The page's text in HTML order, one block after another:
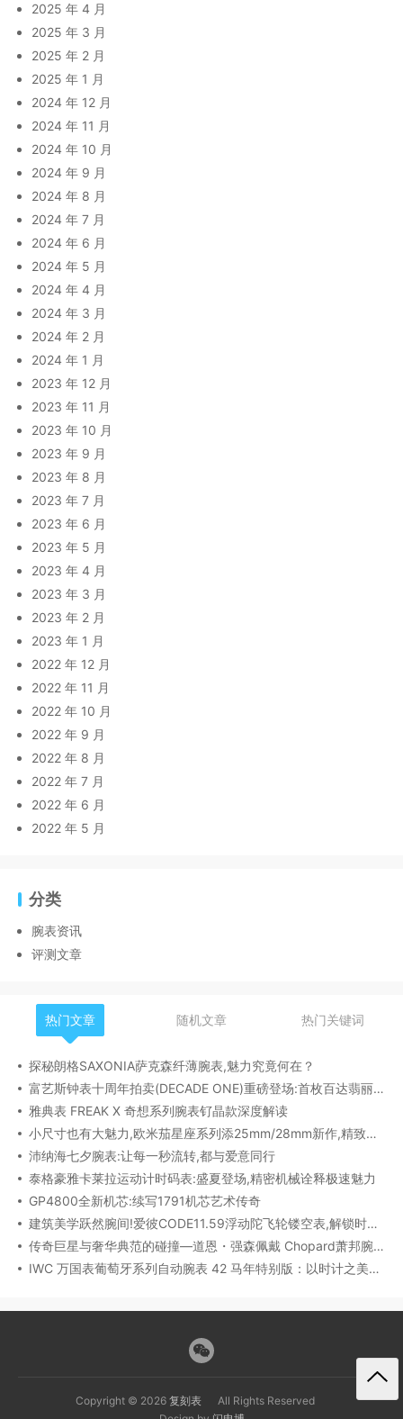
2025 年 4 月
2025 年 3 月
2025 年 2 月
2025 年 1 月
2024 年 12 月
2024 年 11 月
2024 年 10 月
2024 年 9 月
2024 年 8 月
2024 年 7 月
2024 年 6 月
2024 年 5 月
2024 年 4 月
2024 年 3 月
2024 年 2 月
2024 年 1 月
2023 年 12 月
2023 年 11 月
2023 年 10 月
2023 年 9 月
2023 年 8 月
2023 年 7 月
2023 年 6 月
2023 年 5 月
2023 年 4 月
2023 年 3 月
2023 年 2 月
2023 年 1 月
2022 年 12 月
2022 年 11 月
2022 年 10 月
2022 年 9 月
2022 年 8 月
2022 年 7 月
2022 年 6 月
2022 年 5 月
分类
腕表资讯
评测文章
热门文章 随机文章 热门关键词
探秘朗格SAXONIA萨克森纤薄腕表,魅力究竟何在？
富艺斯钟表十周年拍卖(DECADE ONE)重磅登场:首枚百达翡丽1518精钢腕表领衔呈献
雅典表 FREAK X 奇想系列腕表钌晶款深度解读​
小尺寸也有大魅力,欧米茄星座系列添25mm/28mm新作,精致感拉满
沛纳海七夕腕表:让每一秒流转,都与爱意同行
泰格豪雅卡莱拉运动计时码表:盛夏登场,精密机械诠释极速魅力
GP4800全新机芯:续写1791机芯艺术传奇
建筑美学跃然腕间!爱彼CODE11.59浮动陀飞轮镂空表,解锁时间律动新形态
传奇巨星与奢华典范的碰撞—道恩・强森佩戴 Chopard萧邦腕表珠宝亮相威尼斯电影节
IWC 万国表葡萄牙系列自动腕表 42 马年特别版：以时计之美，致敬农历新年​
Copyright © 2026 复刻表
All Rights Reserved